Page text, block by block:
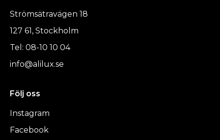
Strömsätravägen 18
127 61, Stockholm
Tel: 08-10 10 04
info@alilux.se
Följ oss
Instagram
Facebook